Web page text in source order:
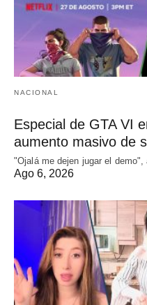
NACIONAL
Especial de GTA VI
aumento masivo de
"Ojalá me dejen jugar el
Ago 6, 2026